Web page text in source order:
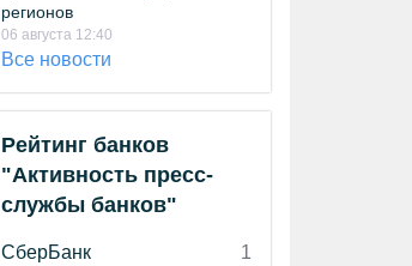
регионов
06 августа 12:40
Все новости
Рейтинг банков
"Активность пресс-
службы банков"
СберБанк
1